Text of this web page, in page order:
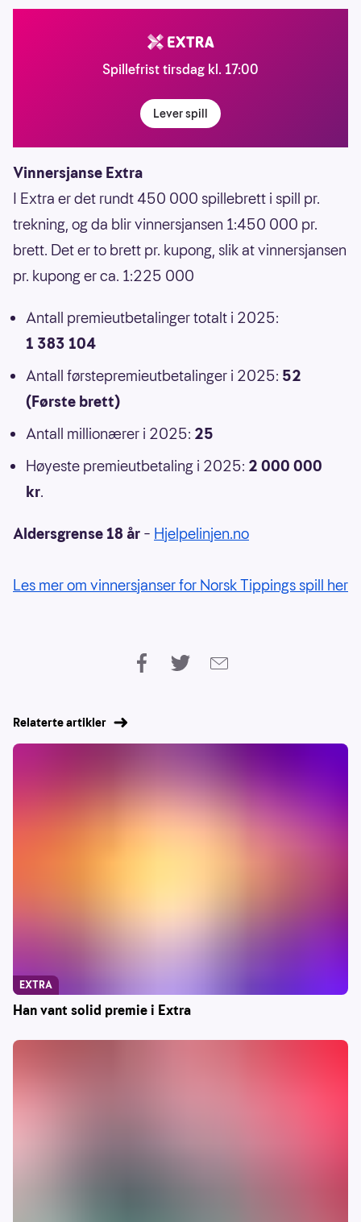
Spillefrist tirsdag kl. 17:00
Lever spill
Vinnersjanse Extra
I Extra er det rundt 450 000 spillebrett i spill pr.
trekning, og da blir vinnersjansen 1:450 000 pr.
brett. Det er to brett pr. kupong, slik at vinnersjansen
pr. kupong er ca. 1:225 000
Antall premieutbetalinger totalt i 2025:
1 383 104
Antall førstepremieutbetalinger i 2025: 52
(Første brett)
Antall millionærer i 2025: 25
Høyeste premieutbetaling i 2025: 2 000 000
kr.
Aldersgrense 18 år – Hjelpelinjen.no
Les mer om vinnersjanser for Norsk Tippings spill her
Relaterte artikler
Han vant solid premie i Extra
EXTRA